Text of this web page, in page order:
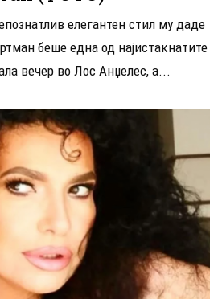
елегантен стил му даде
беше една од најистакнатите
вечер во Лос Анџелес, а...